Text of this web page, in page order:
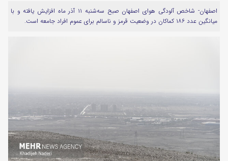
لطفا پاسخ را به عدد انگلیسی وارد کنید:
اصفهان- شاخص آلودگی هوای اصفهان صبح سه‌شنبه ۱۱ آذر ماه افزایش یافته و با
میانگین عدد ۱۸۶ کماکان در وضعیت قرمز و ناسالم برای عموم افراد جامعه است.